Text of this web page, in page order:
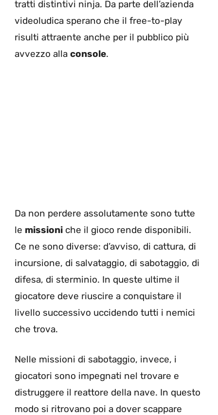
tratti distintivi ninja. Da parte dell’azienda
videoludica sperano che il free-to-play
risulti attraente anche per il pubblico più
avvezzo alla console.
Da non perdere assolutamente sono tutte
le missioni che il gioco rende disponibili.
Ce ne sono diverse: d’avviso, di cattura, di
incursione, di salvataggio, di sabotaggio, di
difesa, di sterminio. In queste ultime il
giocatore deve riuscire a conquistare il
livello successivo uccidendo tutti i nemici
che trova.
Nelle missioni di sabotaggio, invece, i
giocatori sono impegnati nel trovare e
distruggere il reattore della nave. In questo
modo si ritrovano poi a dover scappare